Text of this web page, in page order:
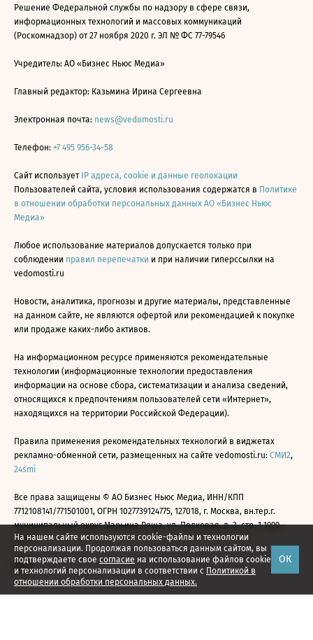
На нашем сайте используются cookie-файлы и технологии
персонализации. Продолжая пользоваться данным сайтом, вы
подтверждаете свое согласие на использование файлов cookie
и технологий персонализации в соответствии с Политикой в
отношении обработки персональных данных.
ОК
Решение Федеральной службы по надзору в сфере связи,
информационных технологий и массовых коммуникаций
(Роскомнадзор) от 27 ноября 2020 г. ЭЛ № ФС 77-79546
Учредитель: АО «Бизнес Ньюс Медиа»
Главный редактор: Казьмина Ирина Сергеевна
Электронная почта: news@vedomosti.ru
Телефон: +7 495 956-34-58
Сайт использует IP адреса, cookie и данные геолокации
Пользователей сайта, условия использования содержатся в Политике
в отношении обработки персональных данных АО «Бизнес Ньюс
Медиа»
Любое использование материалов допускается только при
соблюдении правил перепечатки и при наличии гиперссылки на
vedomosti.ru
Новости, аналитика, прогнозы и другие материалы, представленные
на данном сайте, не являются офертой или рекомендацией к покупке
или продаже каких-либо активов.
На информационном ресурсе применяются рекомендательные
технологии (информационные технологии предоставления
информации на основе сбора, систематизации и анализа сведений,
относящихся к предпочтениям пользователей сети «Интернет»,
находящихся на территории Российской Федерации).
Правила применения рекомендательных технологий в виджетах
рекламно-обменной сети, размещенных на сайте vedomosti.ru: СМИ2,
24smi
Все права защищены © АО Бизнес Ньюс Медиа, ИНН/КПП
7712108141/771501001, ОГРН 1027739124775, 127018, г. Москва, вн.тер.г.
муниципальный округ Марьина Роща, ул. Полковая, д. 3, стр. 1 1999—
2026